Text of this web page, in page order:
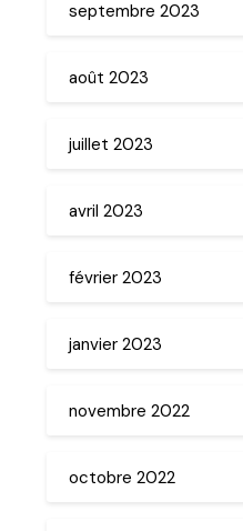
septembre 2023
août 2023
juillet 2023
avril 2023
février 2023
janvier 2023
novembre 2022
octobre 2022